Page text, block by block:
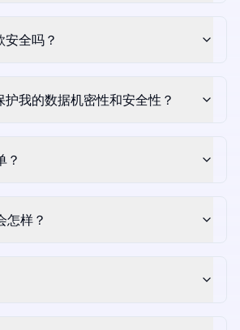
全吗？
我的数据机密性和安全性？
？
怎样？